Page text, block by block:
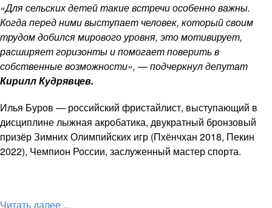
«Для сельских детей такие встречи особенно важны.
Когда перед ними выступает человек, который своим
трудом добился мирового уровня, это мотивирует,
расширяет горизонты и помогает поверить в
собственные возможности», — подчеркнул депутат
Кирилл Кудрявцев.
Илья Буров — российский фристайлист, выступающий в
дисциплине лыжная акробатика, двукратный бронзовый
призёр Зимних Олимпийских игр (Пхёнчхан 2018, Пекин
2022), Чемпион России, заслуженный мастер спорта.
Читать далее ...